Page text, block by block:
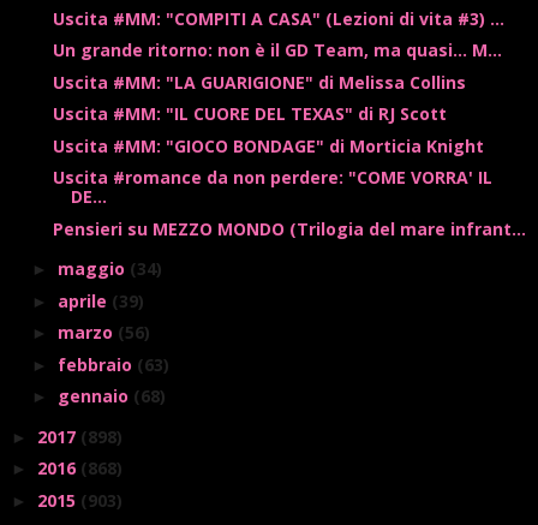
Uscita #MM: "COMPITI A CASA" (Lezioni di vita #3) ...
Un grande ritorno: non è il GD Team, ma quasi... M...
Uscita #MM: "LA GUARIGIONE" di Melissa Collins
Uscita #MM: "IL CUORE DEL TEXAS" di RJ Scott
Uscita #MM: "GIOCO BONDAGE" di Morticia Knight
Uscita #romance da non perdere: "COME VORRA' IL
DE...
Pensieri su MEZZO MONDO (Trilogia del mare infrant...
► maggio (34)
► aprile (39)
► marzo (56)
► febbraio (63)
► gennaio (68)
► 2017 (898)
► 2016 (868)
► 2015 (903)